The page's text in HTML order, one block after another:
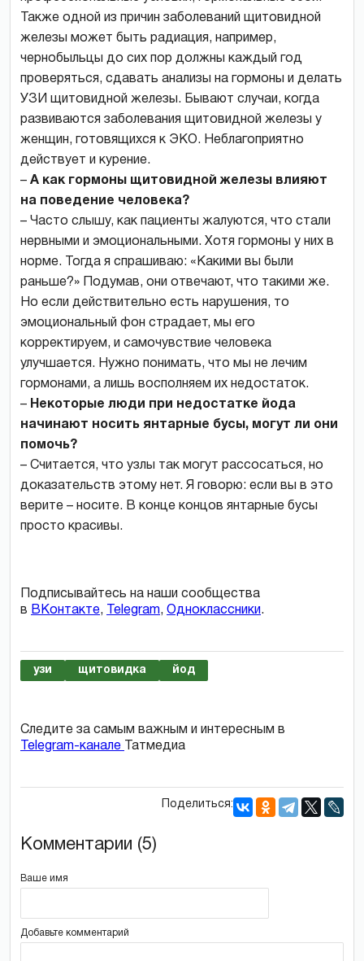
Также одной из причин заболеваний щитовидной
железы может быть радиация, например,
чернобыльцы до сих пор должны каждый год
проверяться, сдавать анализы на гормоны и делать
УЗИ щитовидной железы. Бывают случаи, когда
развиваются заболевания щитовидной железы у
женщин, готовящихся к ЭКО. Неблагоприятно
действует и курение.
– А как гормоны щитовидной железы влияют
на поведение человека?
– Часто слышу, как пациенты жалуются, что стали
нервными и эмоциональными. Хотя гормоны у них в
норме. Тогда я спрашиваю: «Какими вы были
раньше?» Подумав, они отвечают, что такими же.
Но если действительно есть нарушения, то
эмоциональный фон страдает, мы его
корректируем, и самочувствие человека
улучшается. Нужно понимать, что мы не лечим
гормонами, а лишь восполняем их недостаток.
– Некоторые люди при недостатке йода
начинают носить янтарные бусы, могут ли они
помочь?
– Считается, что узлы так могут рассосаться, но
доказательств этому нет. Я говорю: если вы в это
верите – носите. В конце концов янтарные бусы
просто красивы.
Подписывайтесь на наши сообщества
в ВКонтакте, Telegram, Одноклассники.
узи щитовидка йод
Следите за самым важным и интересным в
Telegram-канале
Татмедиа
Поделиться:
Комментарии (5)
Ваше имя
Добавьте комментарий